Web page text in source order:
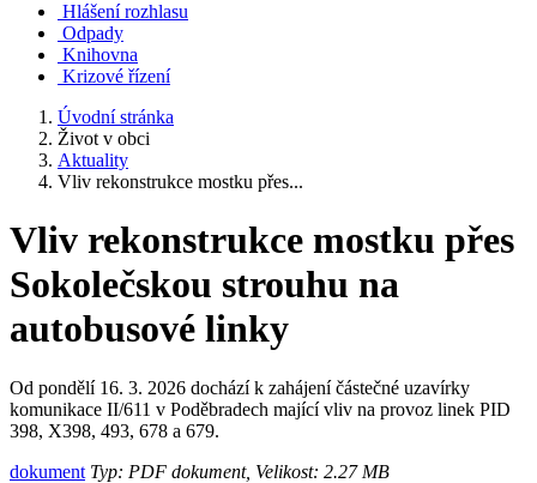
Hlášení rozhlasu
Odpady
Knihovna
Krizové řízení
Úvodní stránka
Život v obci
Aktuality
Vliv rekonstrukce mostku přes...
Vliv rekonstrukce mostku přes
Sokolečskou strouhu na
autobusové linky
Od pondělí 16. 3. 2026 dochází k zahájení částečné uzavírky
komunikace II/611 v Poděbradech mající vliv na provoz linek PID
398, X398, 493, 678 a 679.
dokument Typ: PDF dokument, Velikost: 2.27 MB